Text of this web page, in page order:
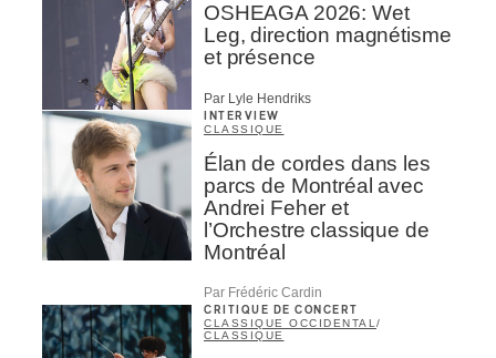
OSHEAGA 2026: Wet
Leg, direction magnétisme
et présence
Par Lyle Hendriks
INTERVIEW
CLASSIQUE
Élan de cordes dans les
parcs de Montréal avec
Andrei Feher et
l’Orchestre classique de
Montréal
Par Frédéric Cardin
CRITIQUE DE CONCERT
CLASSIQUE OCCIDENTAL/
CLASSIQUE